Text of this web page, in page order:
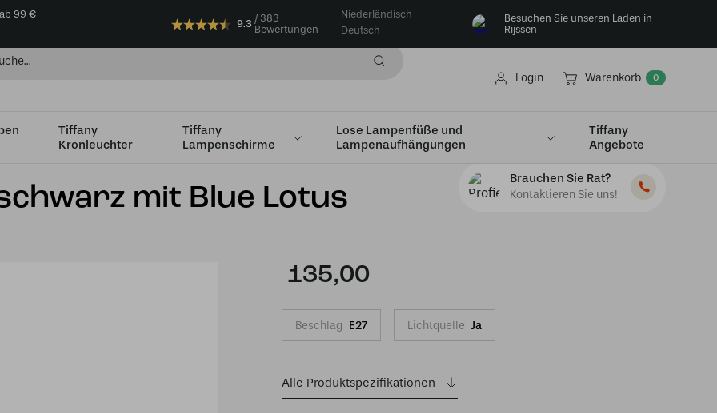
99 €
9.3
383
Bewertungen
Niederländisch
Deutsch
Besuchen Sie unseren Laden in
Rijssen
Login Warenkorb 0
Tiffany
Kronleuchter
Tiffany
Lampenschirme
Lose Lampenfüße und
Lampenaufhängungen
Tiffany
Angebote
Tiffany Wandlampe schwarz mit Blue Lotus
mit Blue Lotus
Brauchen Sie Rat?
Kontaktieren Sie uns!
135,00
Beschlag E27 Lichtquelle Ja
Alle Produktspezifikationen